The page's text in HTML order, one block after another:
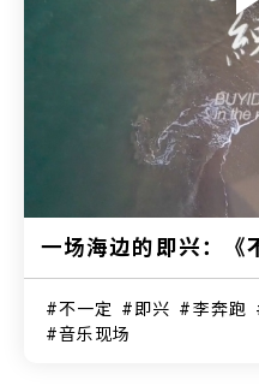
一场海边的即兴：《
不一定 即兴 李奔跑
音乐现场